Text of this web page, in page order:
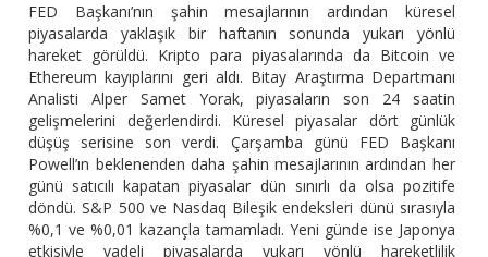
FED Başkanı’nın şahin mesajlarının ardından küresel
piyasalarda yaklaşık bir haftanın sonunda yukarı yönlü
hareket görüldü. Kripto para piyasalarında da Bitcoin ve
Ethereum kayıplarını geri aldı. Bitay Araştırma Departmanı
Analisti Alper Samet Yorak, piyasaların son 24 saatin
gelişmelerini değerlendirdi. Küresel piyasalar dört günlük
düşüş serisine son verdi. Çarşamba günü FED Başkanı
Powell’ın beklenenden daha şahin mesajlarının ardından her
günü satıcılı kapatan piyasalar dün sınırlı da olsa pozitife
döndü. S&P 500 ve Nasdaq Bileşik endeksleri dünü sırasıyla
%0,1 ve %0,01 kazançla tamamladı. Yeni günde ise Japonya
etkisiyle vadeli piyasalarda yukarı yönlü hareketlilik